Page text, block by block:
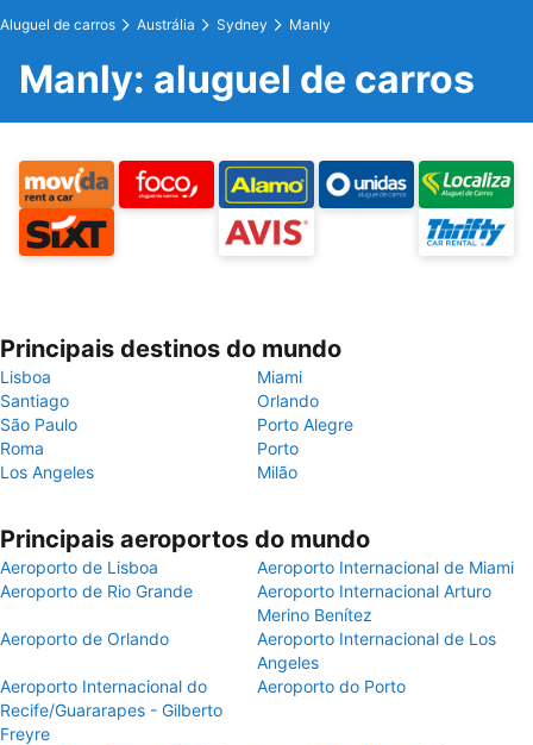
Aluguel de carros Austrália Sydney Manly
Manly: aluguel de carros
Principais destinos do mundo
Lisboa
Miami
Santiago
Orlando
São Paulo
Porto Alegre
Roma
Porto
Los Angeles
Milão
Principais aeroportos do mundo
Aeroporto de Lisboa
Aeroporto Internacional de Miami
Aeroporto de Rio Grande
Aeroporto Internacional Arturo
Merino Benítez
Aeroporto de Orlando
Aeroporto Internacional de Los
Angeles
Aeroporto Internacional do
Recife/Guararapes - Gilberto
Freyre
Aeroporto do Porto